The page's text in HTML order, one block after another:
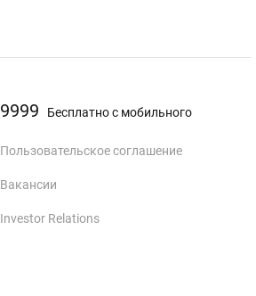
9999 Бесплатно с мобильного
Пользовательское соглашение
Вакансии
Investor Relations